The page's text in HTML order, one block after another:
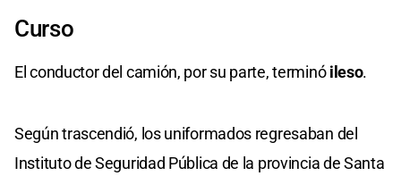
Curso
El conductor del camión, por su parte, terminóileso.
Según trascendió, los uniformados regresaban del
Instituto de Seguridad Pública de la provincia de Santa